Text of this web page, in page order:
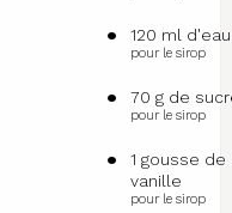
120 ml d'eau
pour le sirop
70 g de
pour le sirop
1 gousse de
vanille
pour le sirop